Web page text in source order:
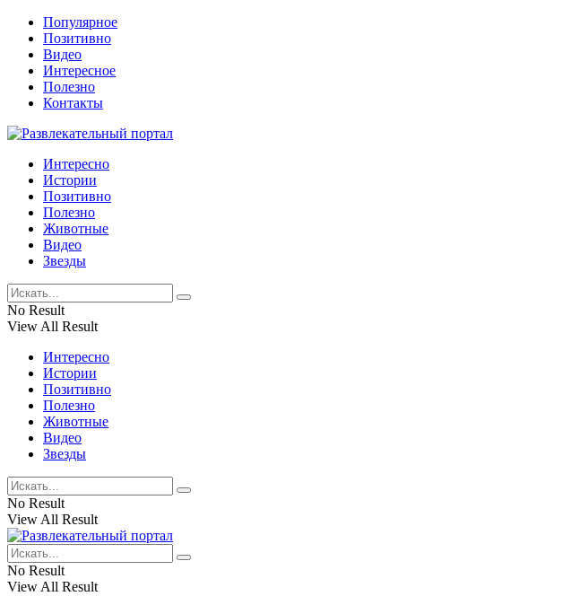
Популярное
Позитивно
Видео
Интересное
Полезно
Контакты
Интересно
Истории
Позитивно
Полезно
Животные
Видео
Звезды
No Result
View All Result
Интересно
Истории
Позитивно
Полезно
Животные
Видео
Звезды
No Result
View All Result
No Result
View All Result